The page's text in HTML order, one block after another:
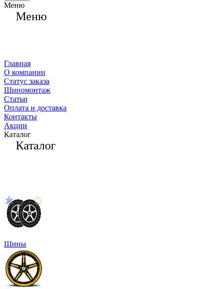
Меню
Меню
Главная
О компании
Статус заказа
Шиномонтаж
Статьи
Оплата и доставка
Контакты
Акции
Каталог
Каталог
Шины